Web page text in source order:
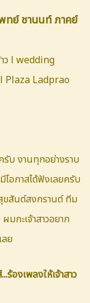
ย์ ชานนท์ ภาคย์
ว l wedding
Plaza Ladprao
บ งานทุกอย่างราบ
โอกาสได้ฟังเลยครับ
ขสันต์สงกรานต์ ทีม
ผมกะเจ้าสาวอยาก
ย
ร้องเพลงให้เจ้าสาว